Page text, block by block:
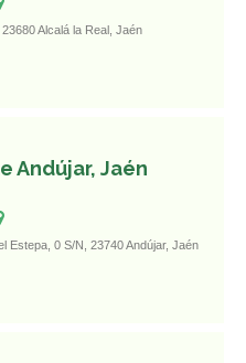
Alcalá la Real, Jaén
Andújar, Jaén
Estepa, 0 S/N, 23740 Andújar, Jaén